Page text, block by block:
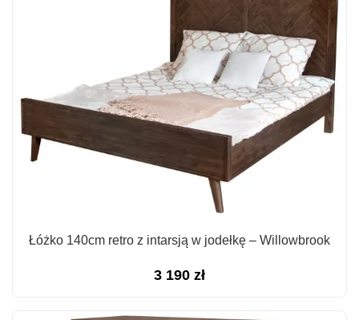
Łóżko 140cm retro z intarsją w jodełkę – Willowbrook
3 190 zł